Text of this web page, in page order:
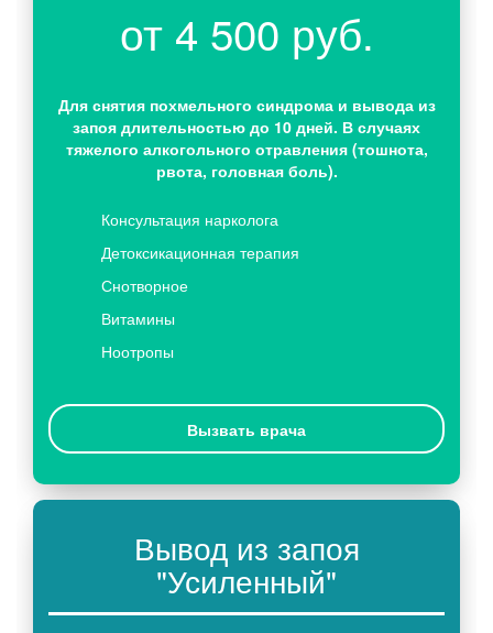
от 4 500 руб.
Для снятия похмельного синдрома и вывода из
запоя длительностью до 10 дней. В случаях
тяжелого алкогольного отравления (тошнота,
рвота, головная боль).
Консультация нарколога
Детоксикационная терапия
Снотворное
Витамины
Ноотропы
Вызвать врача
Вывод из запоя
"Усиленный"